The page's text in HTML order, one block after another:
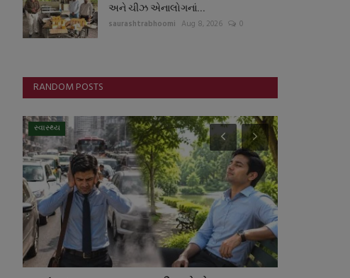
અને ચીઝ એનાલોગનાં...
saurashtrabhoomi Aug 8, 2026 0
RANDOM POSTS
સ્વાસ્થ્ય